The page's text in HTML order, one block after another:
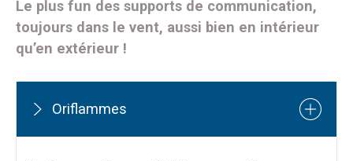
Le plus fun des supports de communication,
toujours dans le vent, aussi bien en intérieur
qu’en extérieur !
Oriflammes